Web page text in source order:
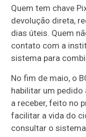
Quem tem chave
devolução direta,
dias úteis. Quem
contato com a
sistema para
No fim de maio, o
habilitar um
a receber, feito no
facilitar a vida do
consultar o